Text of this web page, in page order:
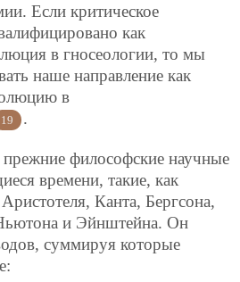
Если критическое
как
в гносеологии, то мы
наше направление как
в
19 .
прежние философские научные
времени, такие, как
Канта, Бергсона,
и Эйнштейна. Он
суммируя которые